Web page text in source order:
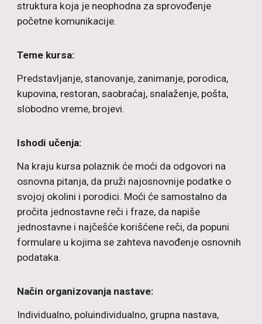
struktura koja je neophodna za sprovođenje
početne komunikacije.
Teme kursa:
Predstavljanje, stanovanje, zanimanje, porodica,
kupovina, restoran, saobraćaj, snalaženje, pošta,
slobodno vreme, brojevi.
Ishodi učenja:
Na kraju kursa polaznik će moći da odgovori na
osnovna pitanja, da pruži najosnovnije podatke o
svojoj okolini i porodici. Moći će samostalno da
pročita jednostavne reči i fraze, da napiše
jednostavne i najčešće korišćene reči, da popuni
formulare u kojima se zahteva navođenje osnovnih
podataka.
Način organizovanja nastave:
Individualno, poluindividualno, grupna nastava,